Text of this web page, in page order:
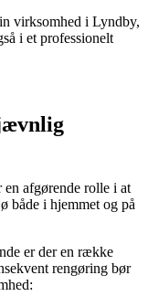
virksomhed i Lyndby,
i et professionelt
afgørende rolle i at
både i hjemmet og på
er der en række
rengøring bør